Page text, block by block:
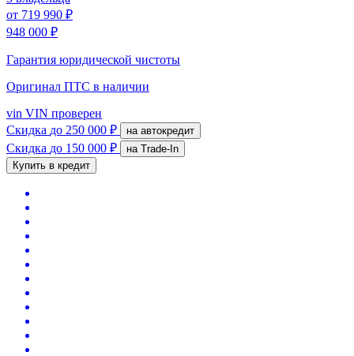
от 719 990 ₽
948 000 ₽
Гарантия юридической чистоты
Оригинал ПТС в наличии
vin VIN проверен
Скидка до 250 000 ₽ на автокредит
Скидка до 150 000 ₽
на Trade-In
Купить в кредит